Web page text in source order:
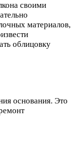
своими
материалов,
облицовку
основания. Это